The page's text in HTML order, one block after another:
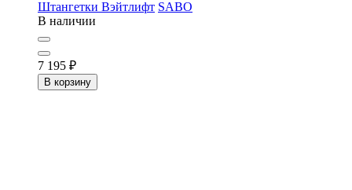
Штангетки Вэйтлифт SABO
В наличии
7 195 ₽
В корзину